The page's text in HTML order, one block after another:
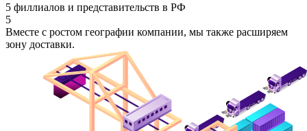
5 филлиалов и представительств в РФ
5
Вместе с ростом географии компании, мы также расширяем
зону доставки.